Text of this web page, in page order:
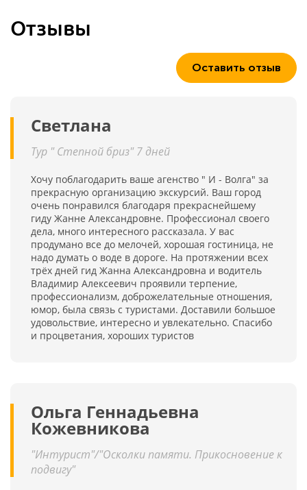
Отзывы
Оставить отзыв
Светлана
Тур " Степной бриз" 7 дней
Хочу поблагодарить ваше агенство " И - Волга" за
прекрасную организацию экскурсий. Ваш город
очень понравился благодаря прекраснейшему
гиду Жанне Александровне. Профессионал своего
дела, много интересного рассказала. У вас
продумано все до мелочей, хорошая гостиница, не
надо думать о воде в дороге. На протяжении всех
трёх дней гид Жанна Александровна и водитель
Владимир Алексеевич проявили терпение,
профессионализм, доброжелательные отношения,
юмор, была связь с туристами. Доставили большое
удовольствие, интересно и увлекательно. Спасибо
и процветания, хороших туристов
Ольга Геннадьевна
Кожевникова
"Интурист"/"Осколки памяти. Прикосновение к
подвигу"